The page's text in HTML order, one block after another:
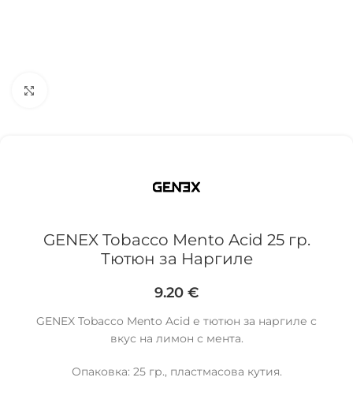
GENEX Tobacco Mento Acid 25 гр.
Тютюн за Наргиле
9.20 €
GENEX Tobacco Mento Acid е тютюн за наргиле с
вкус на лимон с мента.
Опаковка: 25 гр., пластмасова кутия.